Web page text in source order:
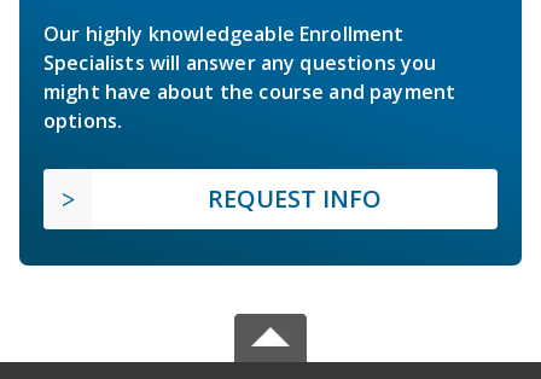
Our highly knowledgeable Enrollment
Specialists will answer any questions you
might have about the course and payment
options.
REQUEST INFO